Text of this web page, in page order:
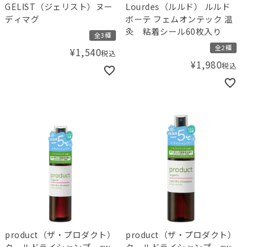
GELIST（ジェリスト）ヌー
ディマグ
全3種
¥1,540税込
Lourdes（ルルド） ルルド
ボーテ フェムオンテック 温
灸 粘着シール60枚入り
全2種
¥1,980税込
product（ザ・プロダクト）
product（ザ・プロダクト）